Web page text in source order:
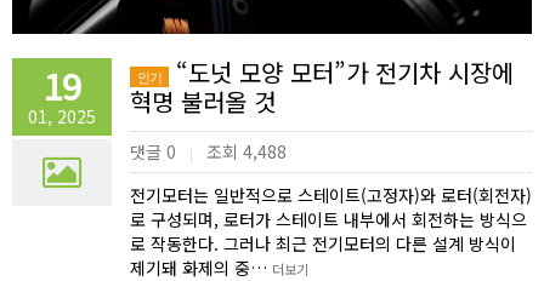
19
01, 2025
인기
“도넛 모양 모터”가 전기차 시장에
혁명 불러올 것
댓글 0 |
조회 4,488
전기모터는 일반적으로 스테이트(고정자)와 로터(회전자)
로 구성되며, 로터가 스테이트 내부에서 회전하는 방식으
로 작동한다. 그러나 최근 전기모터의 다른 설계 방식이
제기돼 화제의 중… 더보기